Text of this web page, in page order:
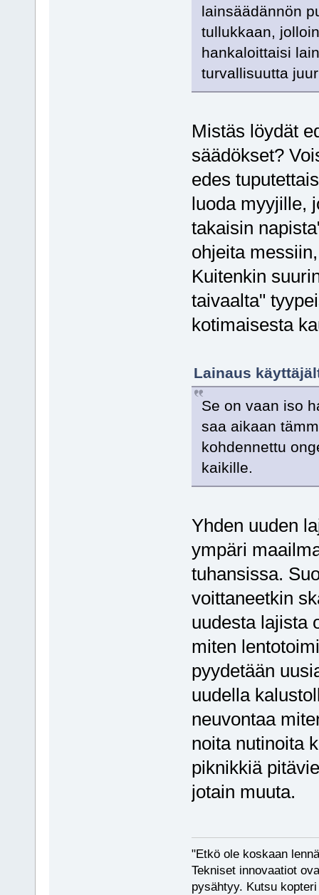
lainsäädännön
tullukkaan,
hankaloittaisi
turvallisuutta
Mistäs löydät
säädökset?
edes
luoda myyjille,
takaisin
ohjeita
Kuitenkin
taivaalta"
kotimaisesta
Lainaus
Se on vaan iso
saa aikaan
kohdennettu
kaikille.
Yhden uuden
ympäri
tuhansissa.
voittaneetkin
uudesta lajista
miten
pyydetään
uudella
neuvontaa
noita nutinoita
piknikkiä
jotain muuta.
"Etkö ole koskaan
Tekniset innovaatiot
pysähtyy. Kutsu